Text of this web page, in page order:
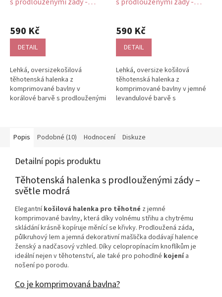
590 Kč
DETAIL
Lehká, oversizekošilová
těhotenská halenka z
komprimované bavlny v
korálové barvě s prodlouženými
590 Kč
DETAIL
Lehká, oversize košilová
těhotenská halenka z
komprimované bavlny v jemné
levandulové barvě s
Popis Podobné (10) Hodnocení Diskuze
Detailní popis produktu
Těhotenská halenka s prodlouženými zády –
světle modrá
Elegantníkošilová halenka pro těhotné z jemné
komprimované bavlny, která díky volnému střihu a chytrému
skládání krásně kopíruje měnící se křivky. Prodloužená záda,
půlkruhový lem a jemná dekorativní mašlička dodávají halence
ženský a nadčasový vzhled. Díky celopropínacím knoflíkům je
ideální nejen v těhotenství, ale také pro pohodlné kojenía
nošení po porodu.
Co je komprimovaná bavlna?